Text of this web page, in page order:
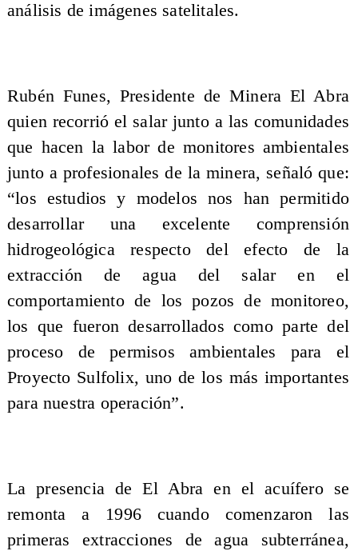
análisis de imágenes satelitales.
Rubén Funes, Presidente de Minera El Abra
quien recorrió el salar junto a las comunidades
que hacen la labor de monitores ambientales
junto a profesionales de la minera, señaló que:
“los estudios y modelos nos han permitido
desarrollar una excelente comprensión
hidrogeológica respecto del efecto de la
extracción de agua del salar en el
comportamiento de los pozos de monitoreo,
los que fueron desarrollados como parte del
proceso de permisos ambientales para el
Proyecto Sulfolix, uno de los más importantes
para nuestra operación”.
La presencia de El Abra en el acuífero se
remonta a 1996 cuando comenzaron las
primeras extracciones de agua subterránea,